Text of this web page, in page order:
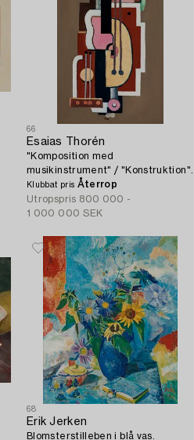
66
Esaias Thorén
"Komposition med
musikinstrument" / "Konstruktion".
Klubbat pris Återrop
Utropspris 800 000 -
1 000 000 SEK
68
Erik Jerken
Blomsterstilleben i blå vas.